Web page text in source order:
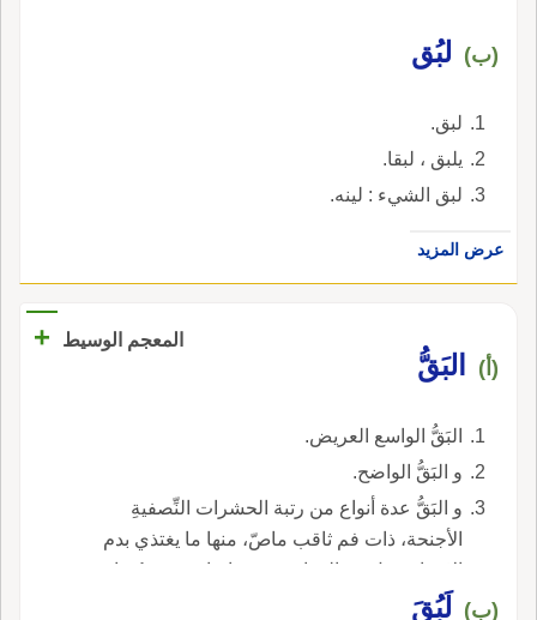
(ب) لبُق
لبق.
يلبق ، لبقا.
لبق الشيء : لينه.
عرض المزيد
المعجم الوسيط +
(أ) البَقُّ
البَقُّ الواسع العريض.
و البَقُّ الواضح.
و البَقُّ عدة أنواع من رتبة الحشرات النِّصفيةِ
الأجنحة، ذات فم ثاقب ماصّ، منها ما يغتذي بدم
الإنسان مثل بقّ الفراش، ومنها ما يغتذي بعُصارة
النبات مثل بقّ ورق القطن.
(ب) لَبُقَ